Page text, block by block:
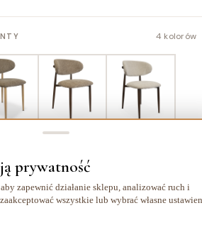
4 kolorów
Brąz/orzech
14 dni Gwarancja
prywatność
zapewnić działanie sklepu, analizować ruch i
wszystkie lub wybrać własne